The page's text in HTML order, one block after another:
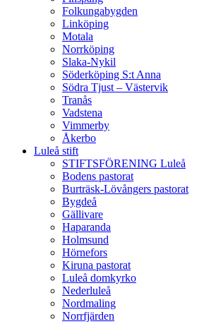
Folkungabygden
Linköping
Motala
Norrköping
Slaka-Nykil
Söderköping S:t Anna
Södra Tjust – Västervik
Tranås
Vadstena
Vimmerby
Åkerbo
Luleå stift
STIFTSFÖRENING Luleå
Bodens pastorat
Burträsk-Lövångers pastorat
Bygdeå
Gällivare
Haparanda
Holmsund
Hörnefors
Kiruna pastorat
Luleå domkyrko
Nederluleå
Nordmaling
Norrfjärden